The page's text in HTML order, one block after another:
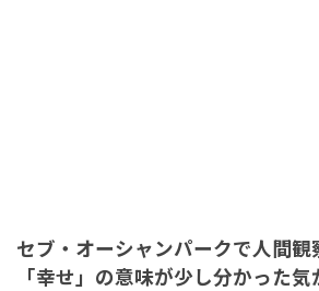
セブ・オーシャンパークで人間観
「幸せ」の意味が少し分かった